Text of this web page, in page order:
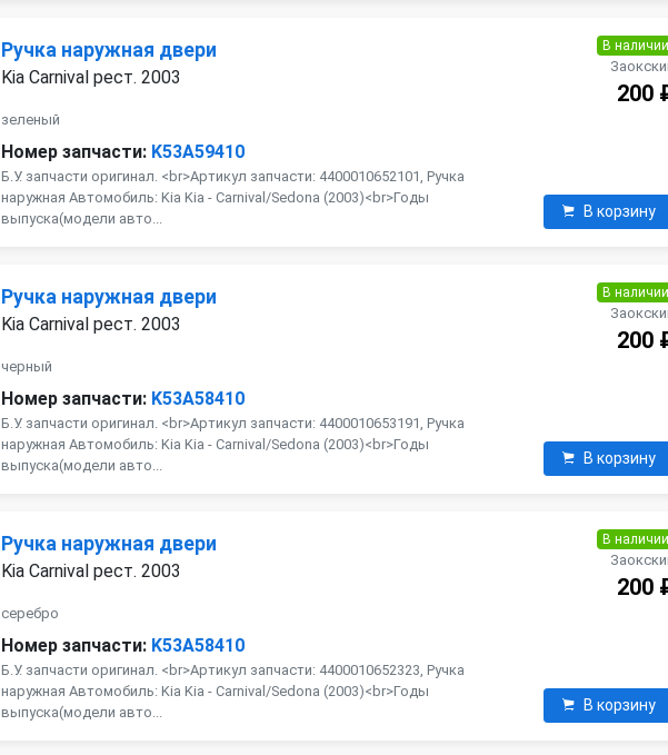
Ручка наружная двери
Kia Carnival рест. 2003
зеленый
Номер запчасти: K53A59410
Б.У. запчасти оригинал. <br>Артикул запчасти: 4400010652101, Ручка
наружная Автомобиль: Kia Kia - Carnival/Sedona (2003)<br>Годы
выпуска(модели авто...
В наличии
200
В корзину
Ручка наружная двери
Kia Carnival рест. 2003
черный
Номер запчасти: K53A58410
Б.У. запчасти оригинал. <br>Артикул запчасти: 4400010653191, Ручка
наружная Автомобиль: Kia Kia - Carnival/Sedona (2003)<br>Годы
выпуска(модели авто...
В наличии
200
В корзину
Ручка наружная двери
Kia Carnival рест. 2003
серебро
Номер запчасти: K53A58410
Б.У. запчасти оригинал. <br>Артикул запчасти: 4400010652323, Ручка
наружная Автомобиль: Kia Kia - Carnival/Sedona (2003)<br>Годы
выпуска(модели авто...
В наличии
200
В корзину